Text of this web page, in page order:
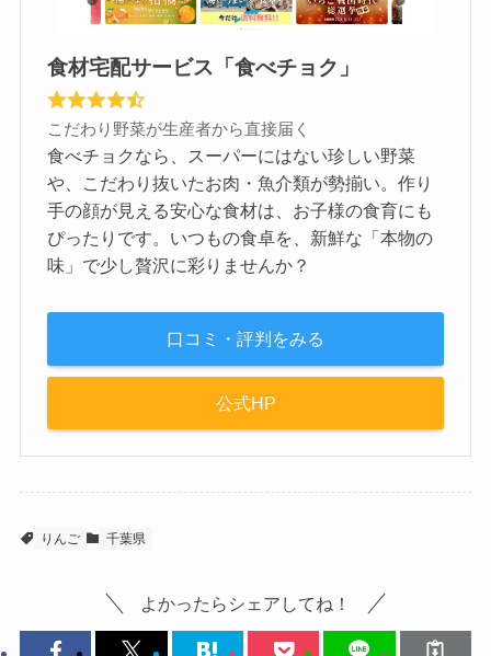
食材宅配サービス「食べチョク」
こだわり野菜が生産者から直接届く
食べチョクなら、スーパーにはない珍しい野菜
や、こだわり抜いたお肉・魚介類が勢揃い。作り
手の顔が見える安心な食材は、お子様の食育にも
ぴったりです。いつもの食卓を、新鮮な「本物の
味」で少し贅沢に彩りませんか？
口コミ・評判をみる
公式HP
りんご 千葉県
よかったらシェアしてね！